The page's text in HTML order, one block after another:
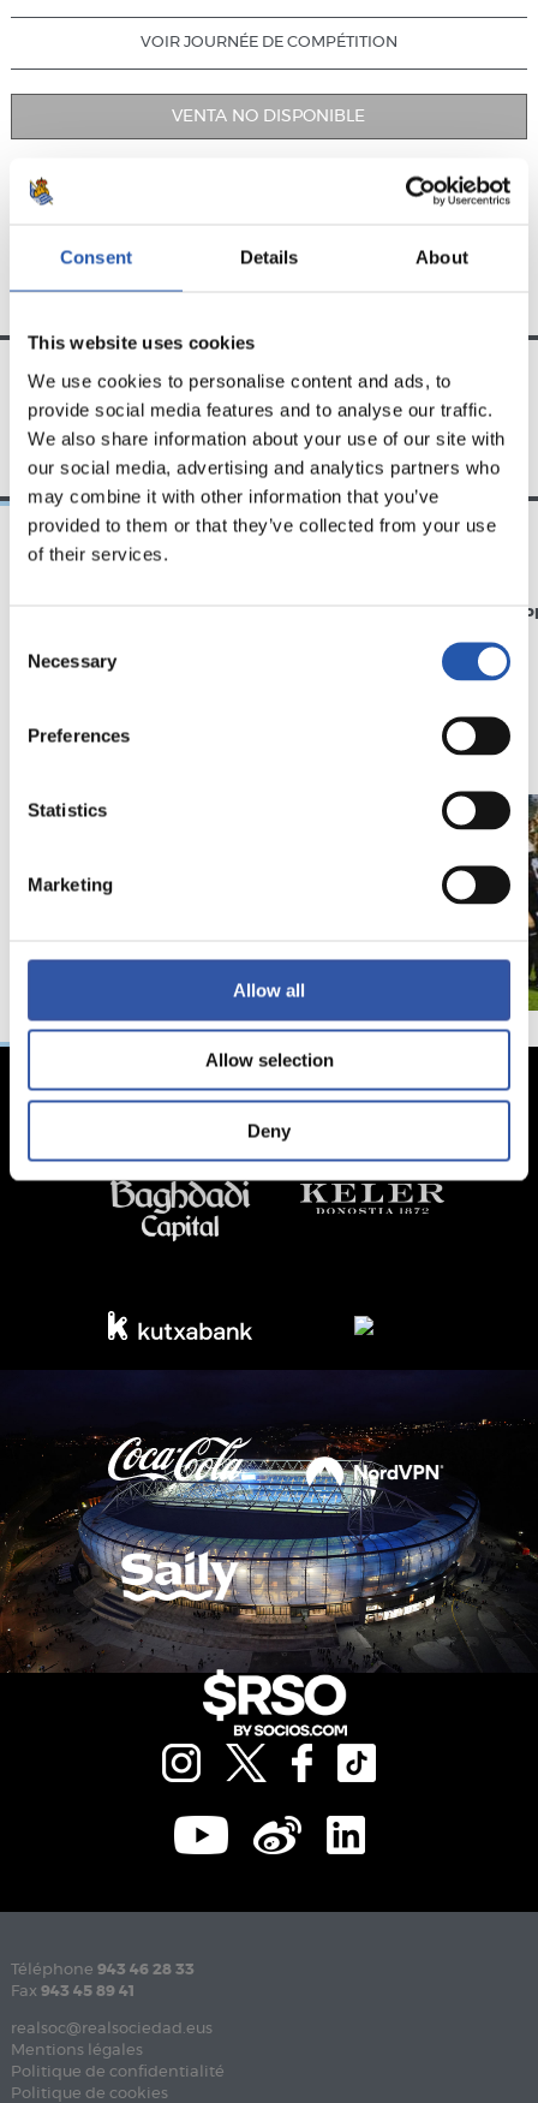
Consent Details About
This website uses cookies
We use cookies to personalise content and ads, to
provide social media features and to analyse our traffic.
We also share information about your use of our site with
our social media, advertising and analytics partners who
may combine it with other information that you’ve
provided to them or that they’ve collected from your use
of their services.
Selection
Necessary
Preferences
Statistics
Marketing
Allow all
Allow selection
Deny
VOIR JOURNÉE DE COMPÉTITION
VENTA NO DISPONIBLE
ÉQUIPE
RS Academy voit le
jour
GALERIE DE
Téléphone 943 46 28 33
Fax 943 45 89 41
realsoc@realsociedad.eus
Mentions légales
Politique de confidentialité
Politique de cookies